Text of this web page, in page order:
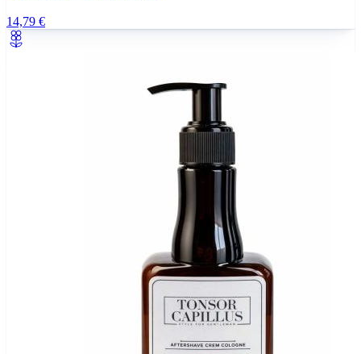
14,79 €